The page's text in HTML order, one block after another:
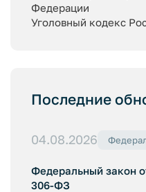
Федерации
Уголовный кодекс
Последние
04.08.2026
Федеральный закон
306-ФЗ